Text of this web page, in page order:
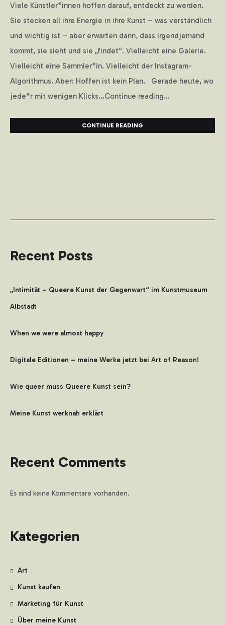
Viele Künstler*innen hoffen darauf, entdeckt zu werden.
Sie stecken all ihre Energie in ihre Kunst – was verständlich
und wichtig ist – aber erwarten dann, dass irgendjemand
kommt, sie sieht und sie „findet“. Vielleicht eine Galerie.
Vielleicht eine Sammler*in. Vielleicht der Instagram-
Algorithmus. Aber: Hoffen ist kein Plan. Gerade heute, wo
jede*r mit wenigen Klicks...Continue reading...
CONTINUE READING
Recent Posts
„Intimität – Queere Kunst der Gegenwart“ im Kunstmuseum
Albstadt
When we were almost happy
Digitale Editionen – meine Werke jetzt bei Art of Reason!
Wie queer muss Queere Kunst sein?
Meine Kunst werknah erklärt
Recent Comments
Es sind keine Kommentare vorhanden.
Kategorien
Art
Kunst kaufen
Marketing für Kunst
Über meine Kunst